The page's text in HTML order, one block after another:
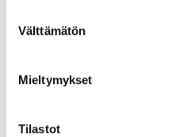
valinta
Välttämätön
Mieltymykset
Tilastot